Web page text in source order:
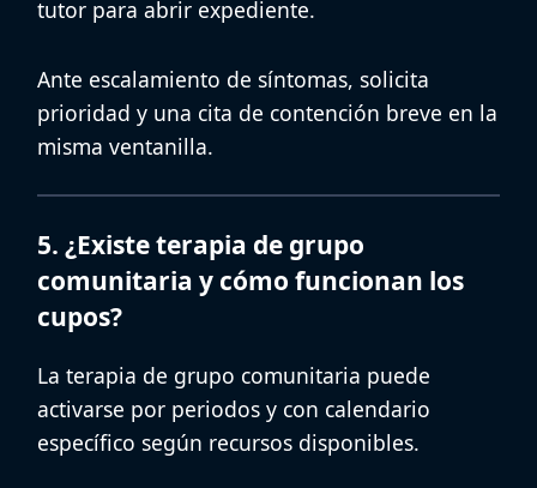
tutor para abrir expediente.
Ante escalamiento de síntomas, solicita
prioridad y una cita de contención breve en la
misma ventanilla.
5. ¿Existe terapia de grupo
comunitaria y cómo funcionan los
cupos?
La terapia de grupo comunitaria puede
activarse por periodos y con calendario
específico según recursos disponibles.